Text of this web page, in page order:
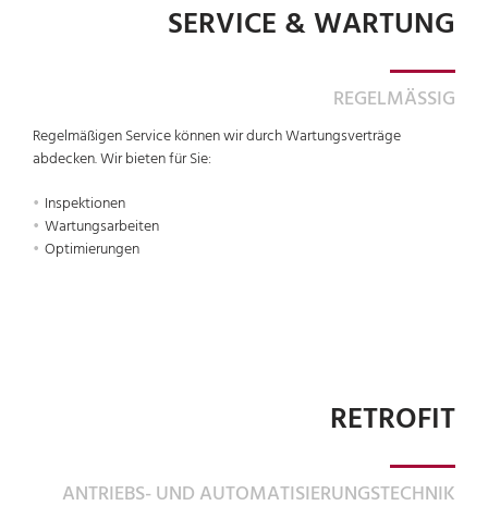
SERVICE & WARTUNG
REGELMÄSSIG
Regelmäßigen Service können wir durch Wartungsverträge
abdecken. Wir bieten für Sie:
Inspektionen
Wartungsarbeiten
Optimierungen
RETROFIT
ANTRIEBS- UND AUTOMATISIERUNGSTECHNIK